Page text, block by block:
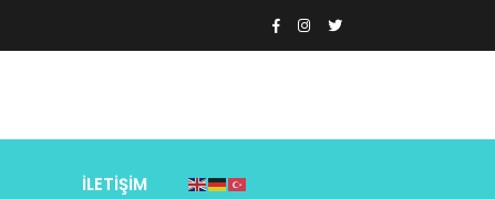
İLETİŞİM